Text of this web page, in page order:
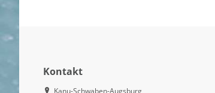
Kontakt
Kanu-Schwaben-Augsburg